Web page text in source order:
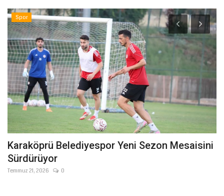
Spor
Karaköprü Belediyespor Yeni Sezon Mesaisini
Sürdürüyor
Temmuz 21, 2026 0